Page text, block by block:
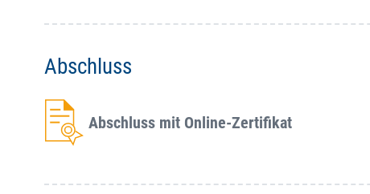
Abschluss
Abschluss mit Online-Zertifikat